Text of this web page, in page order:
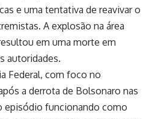
e uma tentativa de reavivar o
A explosão na área
em uma morte em
autoridades.
Federal, com foco no
a derrota de Bolsonaro nas
episódio funcionando como